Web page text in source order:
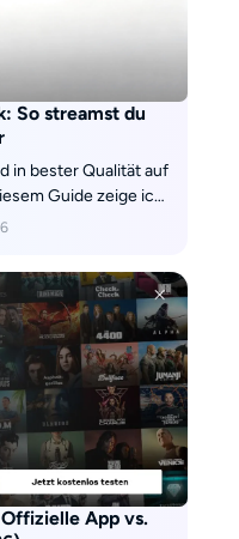
So streamst du
in bester Qualität auf
Guide zeige ich
2026 oft nicht
herausholst
App vs.